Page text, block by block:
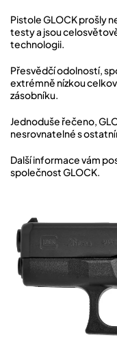
Pistole GLOCK prošly
testy a jsou
technologii.
Přesvědčí odolností,
extrémně nízkou
zásobníku.
Jednoduše řečeno,
nesrovnatelné s
Další informace vám
společnost GLOCK.